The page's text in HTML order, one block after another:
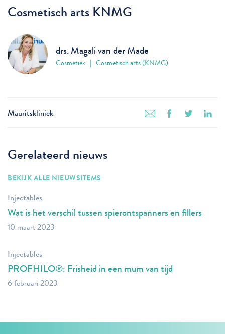
Cosmetisch arts KNMG
drs. Magali van der Made
Cosmetiek | Cosmetisch arts (KNMG)
Mauritskliniek
Gerelateerd nieuws
BEKIJK ALLE NIEUWSITEMS
Injectables
Wat is het verschil tussen spierontspanners en fillers
10 maart 2023
Injectables
PROFHILO®: Frisheid in een mum van tijd
6 februari 2023